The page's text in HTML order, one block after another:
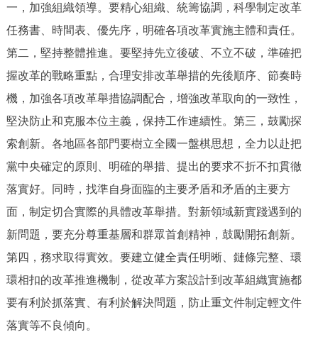
回到頂部
一，加強組織領導。要精心組織、統籌協調，科學制定改革
任務書、時間表、優先序，明確各項改革實施主體和責任。
第二，堅持整體推進。要堅持先立後破、不立不破，準確把
握改革的戰略重點，合理安排改革舉措的先後順序、節奏時
機，加強各項改革舉措協調配合，增強改革取向的一致性，
堅決防止和克服本位主義，保持工作連續性。第三，鼓勵探
索創新。各地區各部門要樹立全國一盤棋思想，全力以赴把
黨中央確定的原則、明確的舉措、提出的要求不折不扣貫徹
落實好。同時，找準自身面臨的主要矛盾和矛盾的主要方
面，制定切合實際的具體改革舉措。對新領域新實踐遇到的
新問題，要充分尊重基層和群眾首創精神，鼓勵開拓創新。
第四，務求取得實效。要建立健全責任明晰、鏈條完整、環
環相扣的改革推進機制，從改革方案設計到改革組織實施都
要有利於抓落實、有利於解決問題，防止重文件制定輕文件
落實等不良傾向。